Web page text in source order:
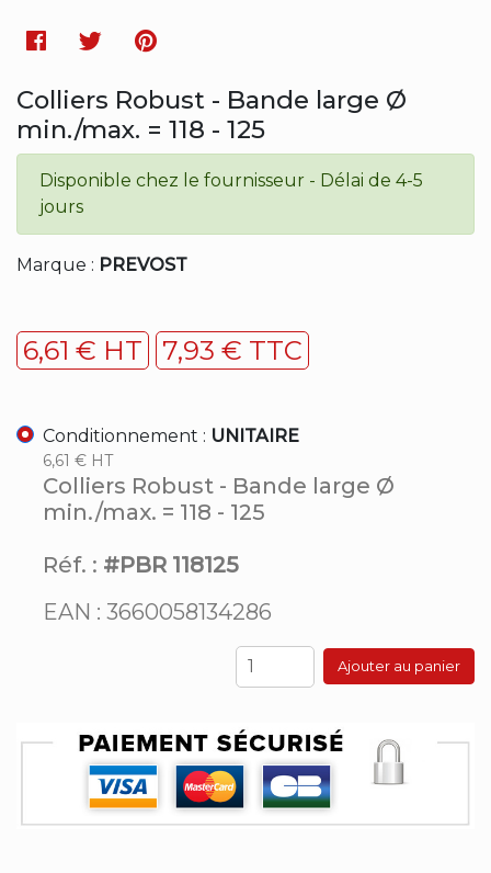
Facebook
TwitterPinterest
Colliers Robust - Bande large Ø
min./max. = 118 - 125
Disponible chez le fournisseur - Délai de 4-5
jours
Marque : PREVOST
6,61 € HT 7,93 € TTC
Conditionnement : UNITAIRE
6,61 € HT
Colliers Robust - Bande large Ø
min./max. = 118 - 125
Réf. : #PBR 118125
EAN : 3660058134286
Ajouter au panier